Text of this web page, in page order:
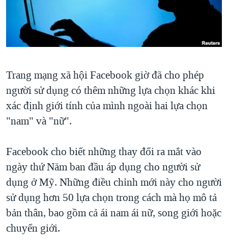
"Tìm"NGƯỜI VIỆT HẢI NGOẠI
ĐỜI SỐNG
KINH TẾ
VĂN HOÁ
THỂ THAO
TẠI
HÀNH TRÌNH BẦU CỬ 2024
MỘT NĂM CHIẾN TRANH TẠI DẢI GAZA
NGÀY TỊ NẠN THẾ GIỚI
TRỊNH VĨNH BÌNH - NGƯỜI HẠ 'BÊN THẮNG CUỘC'
GROUND ZERO – XƯA VÀ NAY
CÁC GIÁ TRỊ CỘNG HÒA Ở VIỆT NAM
THƯỢNG ĐỈNH TRUMP-KIM TẠI VIỆT NAM
TRỊNH VĨNH BÌNH VS. CHÍNH PHỦ VIỆT NAM
NGƯ DÂN VIỆT VÀ LÀN SÓNG TRỘM HẢI SÂM
BÊN KIA QUỐC LỘ: TIẾNG VỌNG TỪ NÔNG THÔN MỸ
VIDEO
NGHE
Ngôn ngữ khác
Trang mạng xã hội Facebook giờ đã cho phép
người sử dụng có thêm những lựa chọn khác khi
xác định giới tính của mình ngoài hai lựa chọn
"nam" và "nữ".
Facebook cho biết những thay đổi ra mắt vào
ngày thứ Năm ban đầu áp dụng cho người sử
dụng ở Mỹ. Những điều chỉnh mới này cho người
sử dụng hơn 50 lựa chọn trong cách mà họ mô tả
bản thân, bao gồm cả ái nam ái nữ, song giới hoặc
chuyển giới.